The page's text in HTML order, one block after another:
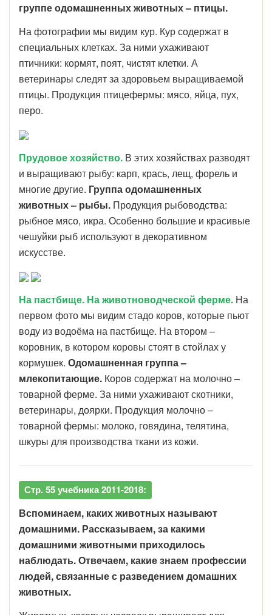
группе одомашненных животных – птицы.
На фотографии мы видим кур. Кур содержат в
специальных клетках. За ними ухаживают
птичники: кормят, поят, чистят клетки. А
ветеринары следят за здоровьем выращиваемой
птицы. Продукция птицефермы: мясо, яйца, пух,
перо.
Прудовое хозяйство. В этих хозяйствах разводят
и выращивают рыбу: карп, крась, лещ, форель и
многие другие. Группа одомашненных
животных – рыбы. Продукция рыбоводства:
рыбное мясо, икра. Особенно большие и красивые
чешуйки рыб используют в декоративном
искусстве.
На пастбище. На животноводческой ферме. На
первом фото мы видим стадо коров, которые пьют
воду из водоёма на пастбище. На втором –
коровник, в котором коровы стоят в стойлах у
кормушек. Одомашненная группа –
млекопитающие. Коров содержат на молочно –
товарной ферме. За ними ухаживают скотники,
ветеринары, доярки. Продукция молочно –
товарной фермы: молоко, говядина, телятина,
шкуры для производства ткани из кожи.
Стр. 55 учебника 2011-2018:
Вспоминаем, каких животных называют
домашними. Рассказываем, за какими
домашними животными приходилось
наблюдать. Отвечаем, какие знаем профессии
людей, связанные с разведением домашних
животных.